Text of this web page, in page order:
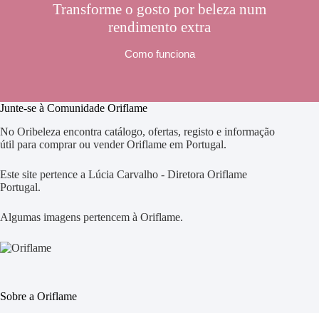
Transforme o gosto por beleza num
rendimento extra
Como funciona
Junte-se à Comunidade Oriflame
No Oribeleza encontra catálogo, ofertas, registo e informação
útil para comprar ou vender Oriflame em Portugal.
Este site pertence a Lúcia Carvalho - Diretora Oriflame
Portugal.
Algumas imagens pertencem à Oriflame.
Sobre a Oriflame